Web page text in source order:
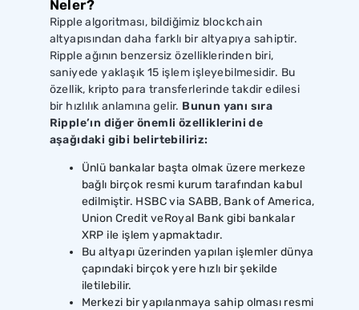
Neler?
Ripple algoritması, bildiğimiz blockchain
altyapısından daha farklı bir altyapıya sahiptir.
Ripple ağının benzersiz özelliklerinden biri,
saniyede yaklaşık 15 işlem işleyebilmesidir. Bu
özellik, kripto para transferlerinde takdir edilesi
bir hızlılık anlamına gelir. Bunun yanı sıra
Ripple’ın diğer önemli özelliklerini de
aşağıdaki gibi belirtebiliriz:
Ünlü bankalar başta olmak üzere merkeze
bağlı birçok resmi kurum tarafından kabul
edilmiştir. HSBC via SABB, Bank of America,
Union Credit veRoyal Bank gibi bankalar
XRP ile işlem yapmaktadır.
Bu altyapı üzerinden yapılan işlemler dünya
çapındaki birçok yere hızlı bir şekilde
iletilebilir.
Merkezi bir yapılanmaya sahip olması resmi